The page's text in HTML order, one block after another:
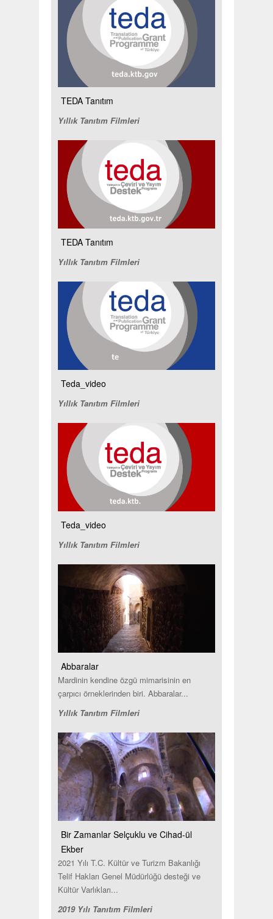
TEDA Tanıtım
Yıllık Tanıtım Filmleri
TEDA Tanıtım
Yıllık Tanıtım Filmleri
Teda_video
Yıllık Tanıtım Filmleri
Teda_video
Yıllık Tanıtım Filmleri
Abbaralar
Mardinin kendine özgü mimarisinin en
çarpıcı örneklerinden biri. Abbaralar...
Yıllık Tanıtım Filmleri
Bir Zamanlar Selçuklu ve Cihad-ül
Ekber
2021 Yılı T.C. Kültür ve Turizm Bakanlığı
Telif Hakları Genel Müdürlüğü desteği ve
Kültür Varlıkları...
2019 Yılı Tanıtım Filmleri